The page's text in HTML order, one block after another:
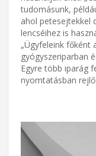
tudomásunk,
ahol petesejtekkel
lencséihez is
„Ügyfeleink főként
gyógyszeriparban
Egyre több iparág
nyomtatásban